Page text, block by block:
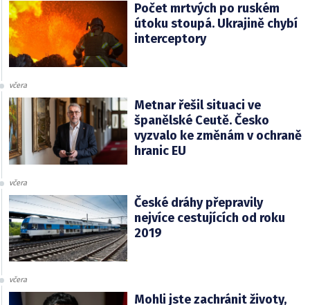
Počet mrtvých po ruském
útoku stoupá. Ukrajině chybí
interceptory
včera
Metnar řešil situaci ve
španělské Ceutě. Česko
vyzvalo ke změnám v ochraně
hranic EU
včera
České dráhy přepravily
nejvíce cestujících od roku
2019
včera
Mohli jste zachránit životy,